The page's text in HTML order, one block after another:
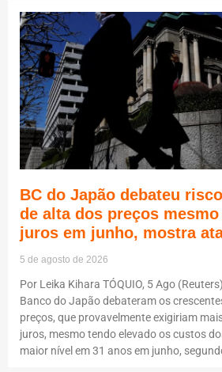
BC do Japão debateu
de alta dos preços
juros em junho, mostra
5 de agosto de 2026
Por Leika Kihara TÓQUIO, 5 Ago
Banco do Japão debateram os
preços, que provavelmente exigiriam
juros, mesmo tendo elevado os custos
maior nível em 31 anos em junho,